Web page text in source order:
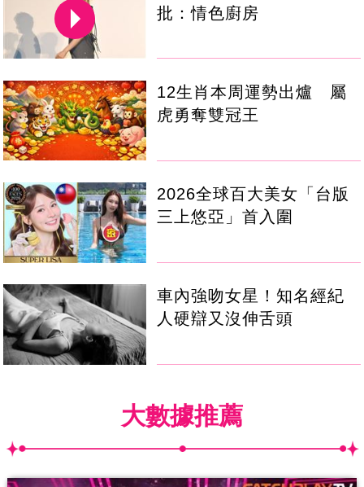
批：情色廚房
12生肖本周運勢出爐 屬
虎勇奪雙冠王
2026全球百大美女「台版
三上悠亞」首入圍
車內強吻女星！知名經紀
人硬辯又沒伸舌頭
大數據推薦